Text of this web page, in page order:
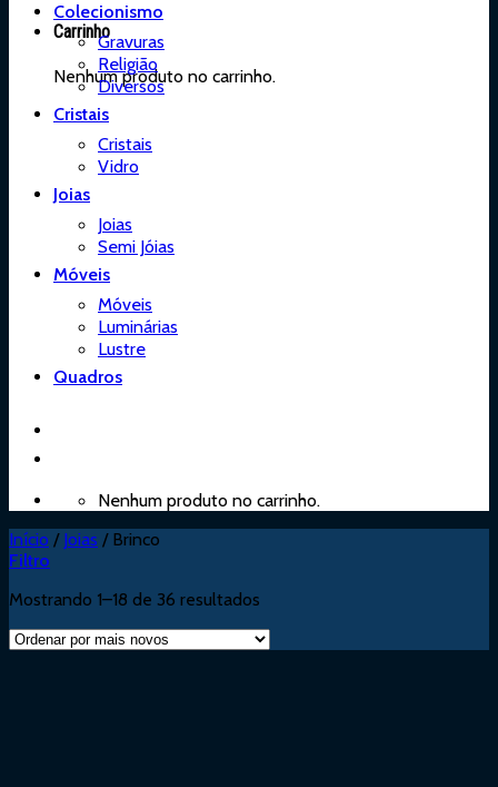
Carrinho
Nenhum produto no carrinho.
Colecionismo
Gravuras
Religião
Diversos
Cristais
Cristais
Vidro
Joias
Joias
Semi Jóias
Móveis
Móveis
Luminárias
Lustre
Quadros
Nenhum produto no carrinho.
Início / Joias /Brinco
Filtro
Mostrando 1–18 de 36 resultados